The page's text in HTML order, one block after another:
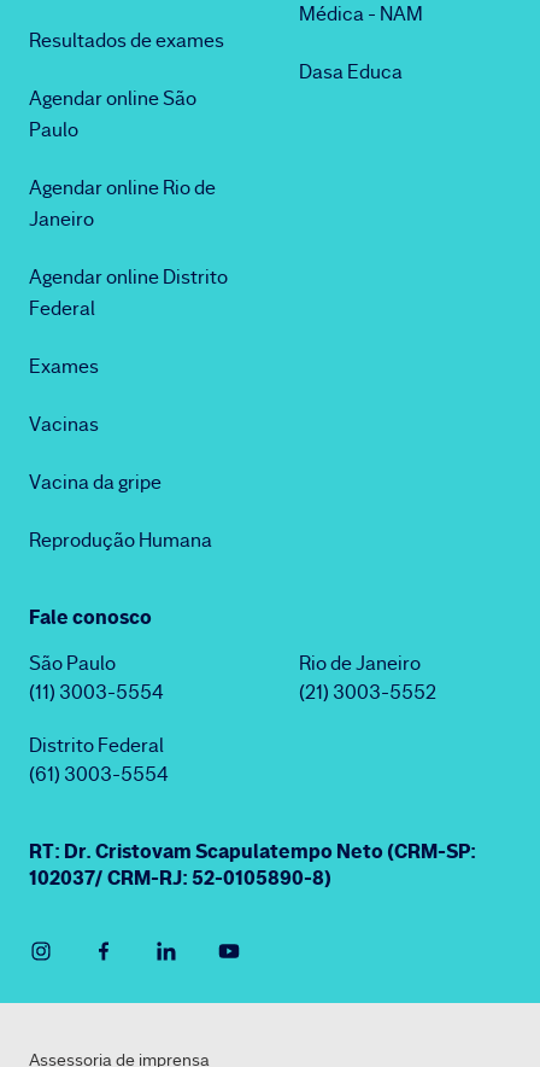
Resultados de exames
Agendar online São
Paulo
Agendar online Rio de
Janeiro
Agendar online Distrito
Federal
Exames
Vacinas
Vacina da gripe
Reprodução Humana
Médica - NAM
Dasa Educa
Fale conosco
São Paulo
(11) 3003-5554
Rio de Janeiro
(21) 3003-5552
Distrito Federal
(61) 3003-5554
RT: Dr. Cristovam Scapulatempo Neto (CRM-SP:
102037/ CRM-RJ: 52-0105890-8)
Assessoria de imprensa